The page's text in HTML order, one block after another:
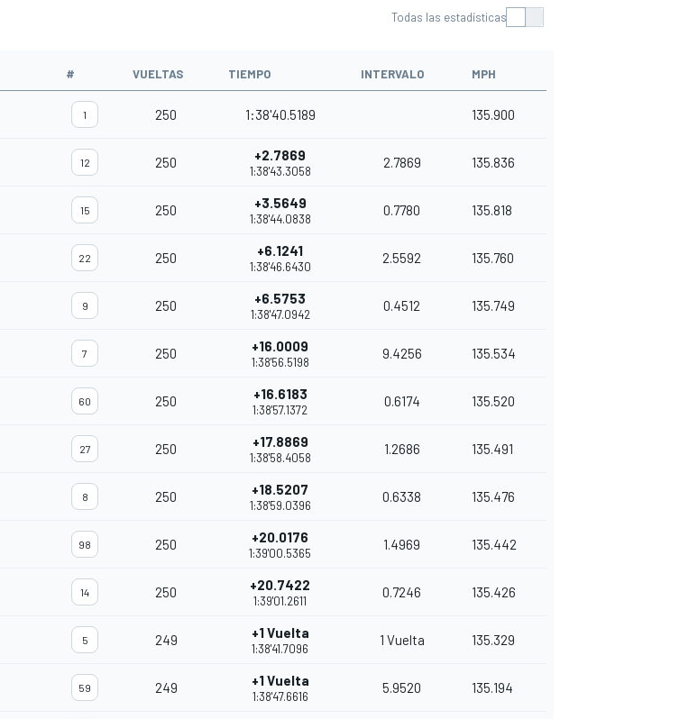
Todas las estadísticas
# VUELTAS TIEMPO INTERVALO MPH
1 250 1:38'40.5189 135.900
12 250 +2.7869
1:38'43.3058
2.7869 135.836
15 250 +3.5649
1:38'44.0838
0.7780 135.818
22 250 +6.1241
1:38'46.6430
2.5592 135.760
9 250 +6.5753
1:38'47.0942
0.4512 135.749
7 250 +16.0009
1:38'56.5198
9.4256 135.534
60 250 +16.6183
1:38'57.1372
0.6174 135.520
27 250 +17.8869
1:38'58.4058
1.2686 135.491
8 250 +18.5207
1:38'59.0396
0.6338 135.476
98 250 +20.0176
1:39'00.5365
1.4969 135.442
14 250 +20.7422
1:39'01.2611
0.7246 135.426
5 249 +1 Vuelta
1:38'41.7096
1 Vuelta 135.329
59 249 +1 Vuelta
1:38'47.6616
5.9520 135.194